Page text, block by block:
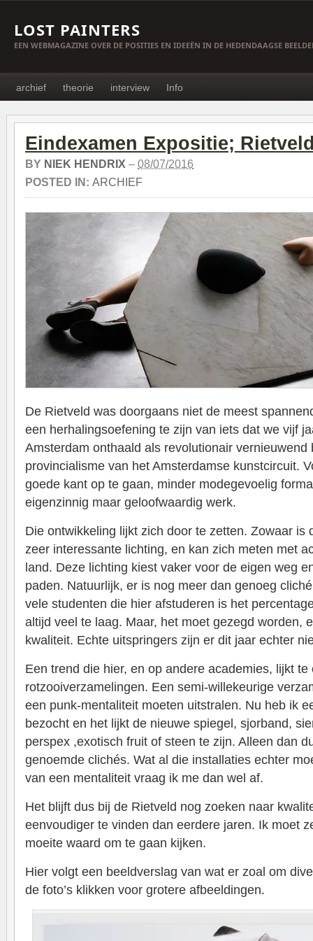
LOST PAINTERS
EEN WEBMAGAZINE OVER DE POSITIES EN IDEEËN IN DE HEDENDAAGSE
archief theorie interview Info
Eindexamen Expositie;
BY NIEK HENDRIX – 08/07/2016
POSTED IN: ARCHIEF
De Rietveld was doorgaans niet de meest
een herhalingsoefening te zijn van iets dat we vijf
Amsterdam onthaald als revolutionair
provincialisme van het Amsterdamse kunstcircuit.
goede kant op te gaan, minder modegevoelig
eigenzinnig maar geloofwaardig werk.
Die ontwikkeling lijkt zich door te zetten. Zowaar is
zeer interessante lichting, en kan zich meten met
land. Deze lichting kiest vaker voor de eigen weg
paden. Natuurlijk, er is nog meer dan genoeg
vele studenten die hier afstuderen is het
altijd veel te laag. Maar, het moet gezegd worden,
kwaliteit. Echte uitspringers zijn er dit jaar echter
Een trend die hier, en op andere academies, lijkt
rotzooiverzamelingen. Een semi-willekeurige
een punk-mentaliteit moeten uitstralen. Nu heb ik
bezocht en het lijkt de nieuwe spiegel, sjorband,
perspex ,exotisch fruit of steen te zijn. Alleen dan
genoemde clichés. Wat al die installaties echter
van een mentaliteit vraag ik me dan wel af.
Het blijft dus bij de Rietveld nog zoeken naar
eenvoudiger te vinden dan eerdere jaren. Ik moet
moeite waard om te gaan kijken.
Hier volgt een beeldverslag van wat er zoal om
de foto’s klikken voor grotere afbeeldingen.